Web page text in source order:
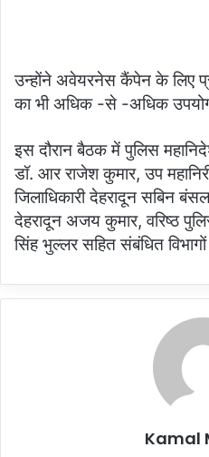
उन्होंने अवेयरनेस कैंपेन के लिए
का भी अधिक -से -अधिक
इस दौरान बैठक में पुलिस
डॉ. आर राजेश कुमार, उप
जिलाधिकारी देहरादून सबिन
देहरादून अजय कुमार, वरिष्ठ
सिंह भुल्लर सहित संबंधित
Kamal